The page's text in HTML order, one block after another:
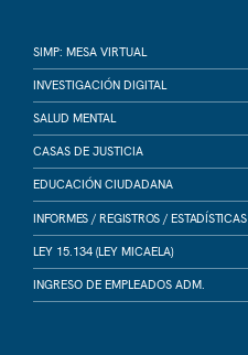
SIMP: MESA VIRTUAL
INVESTIGACIÓN DIGITAL
SALUD MENTAL
CASAS DE JUSTICIA
EDUCACIÓN CIUDADANA
INFORMES / REGISTROS / ESTADÍSTICAS
LEY 15.134 (LEY MICAELA)
INGRESO DE EMPLEADOS ADM.